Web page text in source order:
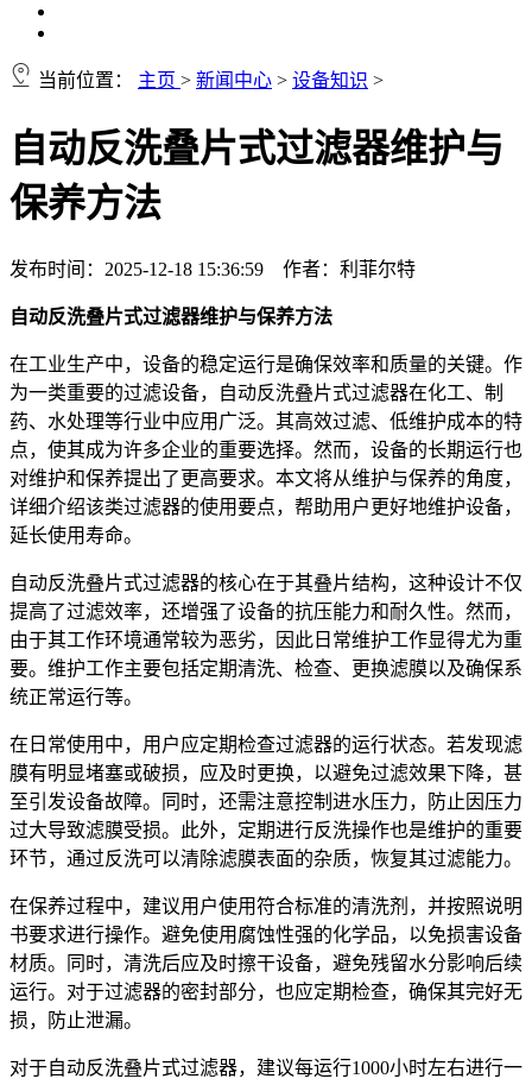
当前位置： 主页 > 新闻中心 > 设备知识 >
自动反洗叠片式过滤器维护与
保养方法
发布时间：2025-12-18 15:36:59 作者：利菲尔特
自动反洗叠片式过滤器维护与保养方法
在工业生产中，设备的稳定运行是确保效率和质量的关键。作
为一类重要的过滤设备，自动反洗叠片式过滤器在化工、制
药、水处理等行业中应用广泛。其高效过滤、低维护成本的特
点，使其成为许多企业的重要选择。然而，设备的长期运行也
对维护和保养提出了更高要求。本文将从维护与保养的角度，
详细介绍该类过滤器的使用要点，帮助用户更好地维护设备，
延长使用寿命。
自动反洗叠片式过滤器的核心在于其叠片结构，这种设计不仅
提高了过滤效率，还增强了设备的抗压能力和耐久性。然而，
由于其工作环境通常较为恶劣，因此日常维护工作显得尤为重
要。维护工作主要包括定期清洗、检查、更换滤膜以及确保系
统正常运行等。
在日常使用中，用户应定期检查过滤器的运行状态。若发现滤
膜有明显堵塞或破损，应及时更换，以避免过滤效果下降，甚
至引发设备故障。同时，还需注意控制进水压力，防止因压力
过大导致滤膜受损。此外，定期进行反洗操作也是维护的重要
环节，通过反洗可以清除滤膜表面的杂质，恢复其过滤能力。
在保养过程中，建议用户使用符合标准的清洗剂，并按照说明
书要求进行操作。避免使用腐蚀性强的化学品，以免损害设备
材质。同时，清洗后应及时擦干设备，避免残留水分影响后续
运行。对于过滤器的密封部分，也应定期检查，确保其完好无
损，防止泄漏。
对于自动反洗叠片式过滤器，建议每运行1000小时左右进行一